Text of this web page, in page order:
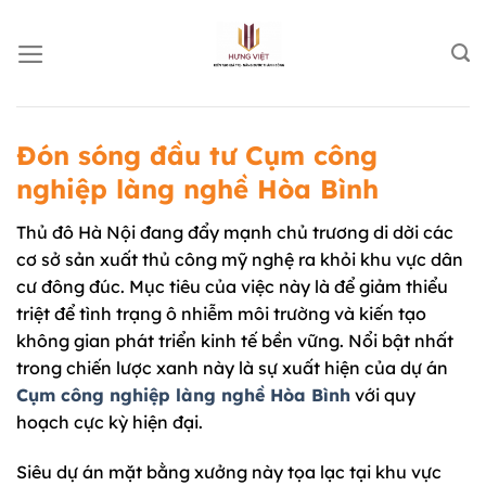
đến
nội
Đón sóng đầu tư Cụm công
nghiệp làng nghề Hòa Bình
Thủ đô Hà Nội đang đẩy mạnh chủ trương di dời các
cơ sở sản xuất thủ công mỹ nghệ ra khỏi khu vực dân
cư đông đúc. Mục tiêu của việc này là để giảm thiểu
triệt để tình trạng ô nhiễm môi trường và kiến tạo
không gian phát triển kinh tế bền vững. Nổi bật nhất
trong chiến lược xanh này là sự xuất hiện của dự án
Cụm công nghiệp làng nghề Hòa Bình với quy
hoạch cực kỳ hiện đại.
Siêu dự án mặt bằng xưởng này tọa lạc tại khu vực